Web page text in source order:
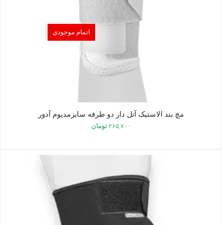
اتمام موجودی
مچ بند الاستیک آتل دار دو طرفه سایزمدیوم آدور
۲۶۵,۷۰۰ تومان